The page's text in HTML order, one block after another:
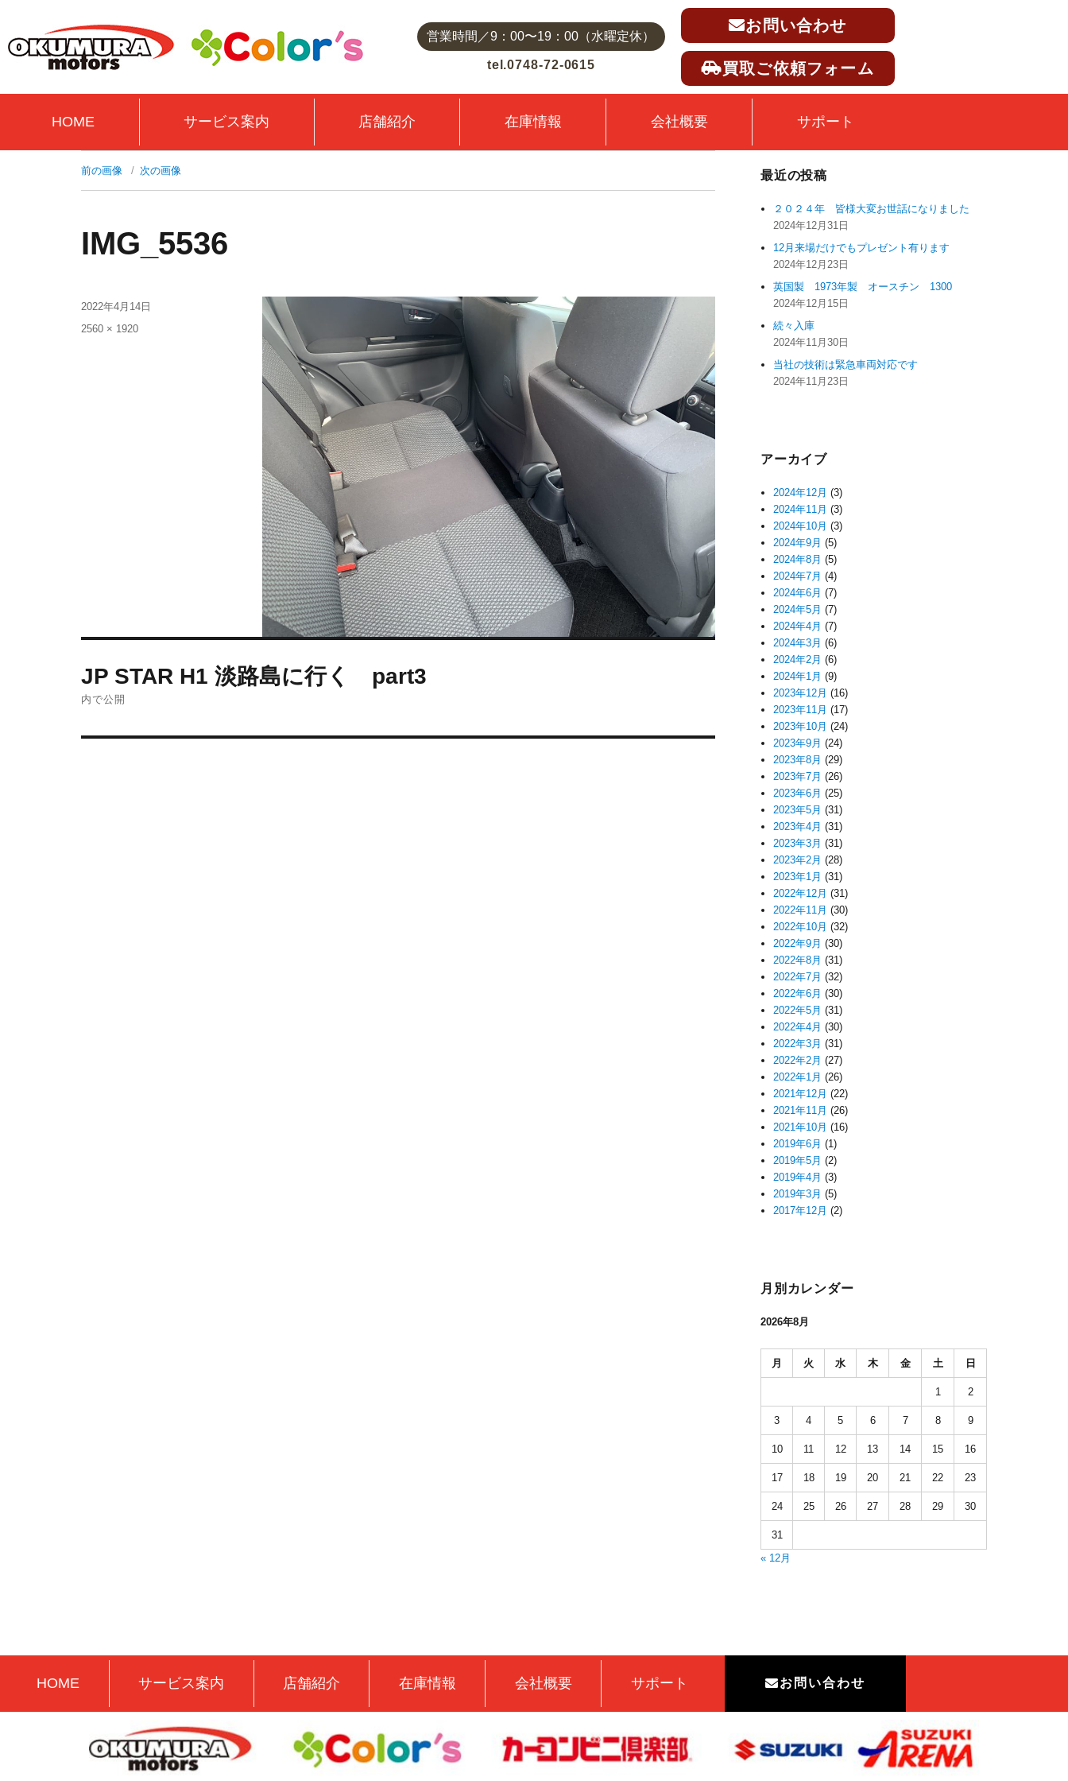
営業時間／9：00〜19：00（水曜定休）
tel.0748-72-0615
お問い合わせ
買取ご依頼フォーム
HOME サービス案内 店舗紹介 在庫情報 会社概要 サポート
前の画像 次の画像
IMG_5536
2022年4月14日
2560 × 1920
JP STAR H1 淡路島に行く part3
内で公開
最近の投稿
２０２４年 皆様大変お世話になりました
2024年12月31日
12月来場だけでもプレゼント有ります
2024年12月23日
英国製 1973年製 オースチン 1300
2024年12月15日
続々入庫
2024年11月30日
当社の技術は緊急車両対応です
2024年11月23日
アーカイブ
2024年12月 (3)
2024年11月 (3)
2024年10月 (3)
2024年9月 (5)
2024年8月 (5)
2024年7月 (4)
2024年6月 (7)
2024年5月 (7)
2024年4月 (7)
2024年3月 (6)
2024年2月 (6)
2024年1月 (9)
2023年12月 (16)
2023年11月 (17)
2023年10月 (24)
2023年9月 (24)
2023年8月 (29)
2023年7月 (26)
2023年6月 (25)
2023年5月 (31)
2023年4月 (31)
2023年3月 (31)
2023年2月 (28)
2023年1月 (31)
2022年12月 (31)
2022年11月 (30)
2022年10月 (32)
2022年9月 (30)
2022年8月 (31)
2022年7月 (32)
2022年6月 (30)
2022年5月 (31)
2022年4月 (30)
2022年3月 (31)
2022年2月 (27)
2022年1月 (26)
2021年12月 (22)
2021年11月 (26)
2021年10月 (16)
2019年6月 (1)
2019年5月 (2)
2019年4月 (3)
2019年3月 (5)
2017年12月 (2)
月別カレンダー
2026年8月
月 火 水 木 金 土 日
1 2
3 4 5 6 7 8 9
10 11 12 13 14 15 16
17 18 19 20 21 22 23
24 25 26 27 28 29 30
31
« 12月
HOME サービス案内 店舗紹介 在庫情報 会社概要 サポート お問い合わせ